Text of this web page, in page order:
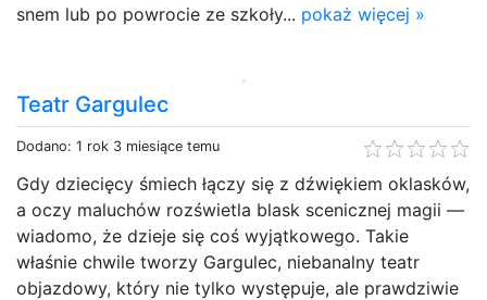
snem lub po powrocie ze szkoły... pokaż więcej »
Teatr Gargulec
Dodano: 1 rok 3 miesiące temu
Gdy dziecięcy śmiech łączy się z dźwiękiem oklasków,
a oczy maluchów rozświetla blask scenicznej magii —
wiadomo, że dzieje się coś wyjątkowego. Takie
właśnie chwile tworzy Gargulec, niebanalny teatr
objazdowy, który nie tylko występuje, ale prawdziwie